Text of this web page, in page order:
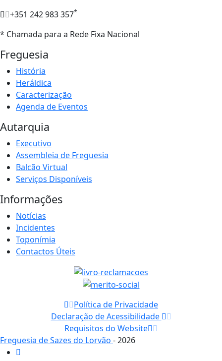
+351 242 983 357*
* Chamada para a Rede Fixa Nacional
Freguesia
História
Heráldica
Caracterização
Agenda de Eventos
Autarquia
Executivo
Assembleia de Freguesia
Balcão Virtual
Serviços Disponíveis
Informações
Notícias
Incidentes
Toponímia
Contactos Úteis
Política de Privacidade
Declaração de Acessibilidade
Requisitos do Website
Freguesia de Sazes do Lorvão - 2026